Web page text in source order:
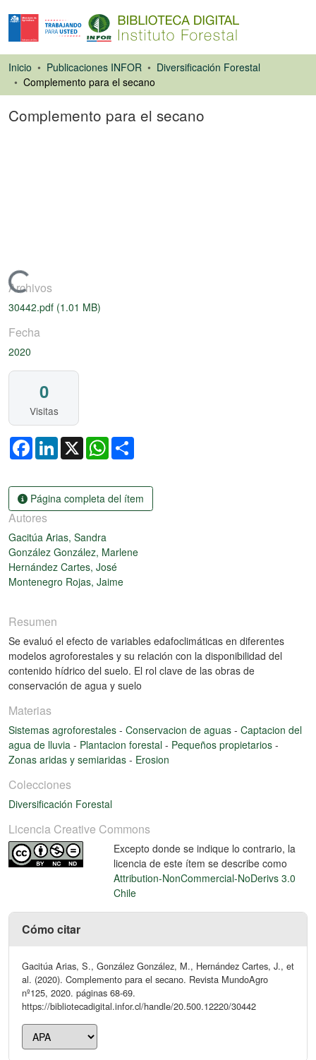
Inicio Publicaciones INFOR
Diversificación Forestal
Complemento para el secano
Complemento para el secano
Cargando...
Archivos
30442.pdf (1.01 MB)
Fecha
2020
0
Visitas
FacebookLinkedIn
X WhatsApp
Página completa del ítem
Autores
Gacitúa Arias, Sandra
González González, Marlene
Hernández Cartes, José
Montenegro Rojas, Jaime
Resumen
Se evaluó el efecto de variables edafoclimáticas en diferentes
modelos agroforestales y su relación con la disponibilidad del
contenido hídrico del suelo. El rol clave de las obras de
conservación de agua y suelo
Materias
Sistemas agroforestales - Conservacion de aguas - Captacion del
agua de lluvia - Plantacion forestal - Pequeños propietarios -
Zonas aridas y semiaridas - Erosion
Colecciones
Diversificación Forestal
Licencia Creative Commons
Excepto donde se indique lo contrario, la
licencia de este ítem se describe como
Attribution-NonCommercial-NoDerivs 3.0
Chile
Cómo citar
Gacitúa Arias, S., González González, M., Hernández Cartes, J., et
al. (2020). Complemento para el secano. Revista MundoAgro
nº125, 2020. páginas 68-69.
https://bibliotecadigital.infor.cl/handle/20.500.12220/30442